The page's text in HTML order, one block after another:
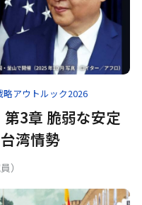
略アウトルック2026
3章 脆弱な安定
湾情勢
）